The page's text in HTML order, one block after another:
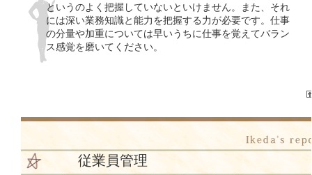
というのよく把握していないといけません。また、それ
には深い業務知識と能力を把握する力が必要です。仕事
の分量や加重については早いうちに仕事を覚えてバラン
ス感覚を磨いてください。
従業員管理